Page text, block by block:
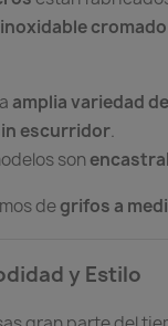
amplia variedad
escurridor.
son
degrifos a
y Estilo